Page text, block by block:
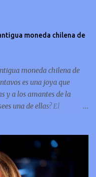
moneda chilena de
moneda chilena de
es una joya que
y a los amantes de la
una de ellas? El
por cazadores de
a su rareza y la
alcanzado un valor